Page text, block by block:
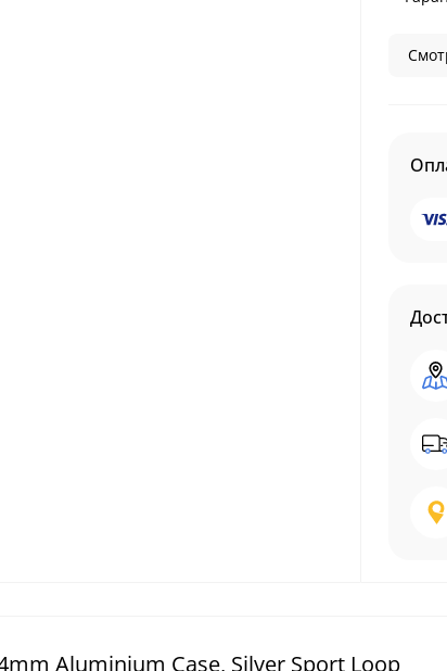
Aluminium Case, Silver Sport Loop